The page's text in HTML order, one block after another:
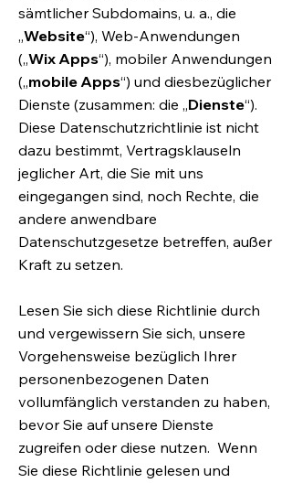
sämtlicher Subdomains, u. a., die
„Website“), Web-Anwendungen
(„Wix Apps“), mobiler Anwendungen
(„mobile Apps“) und diesbezüglicher
Dienste (zusammen: die „Dienste“).
Diese Datenschutzrichtlinie ist nicht
dazu bestimmt, Vertragsklauseln
jeglicher Art, die Sie mit uns
eingegangen sind, noch Rechte, die
andere anwendbare
Datenschutzgesetze betreffen, außer
Kraft zu setzen.
Lesen Sie sich diese Richtlinie durch
und vergewissern Sie sich, unsere
Vorgehensweise bezüglich Ihrer
personenbezogenen Daten
vollumfänglich verstanden zu haben,
bevor Sie auf unsere Dienste
zugreifen oder diese nutzen. Wenn
Sie diese Richtlinie gelesen und